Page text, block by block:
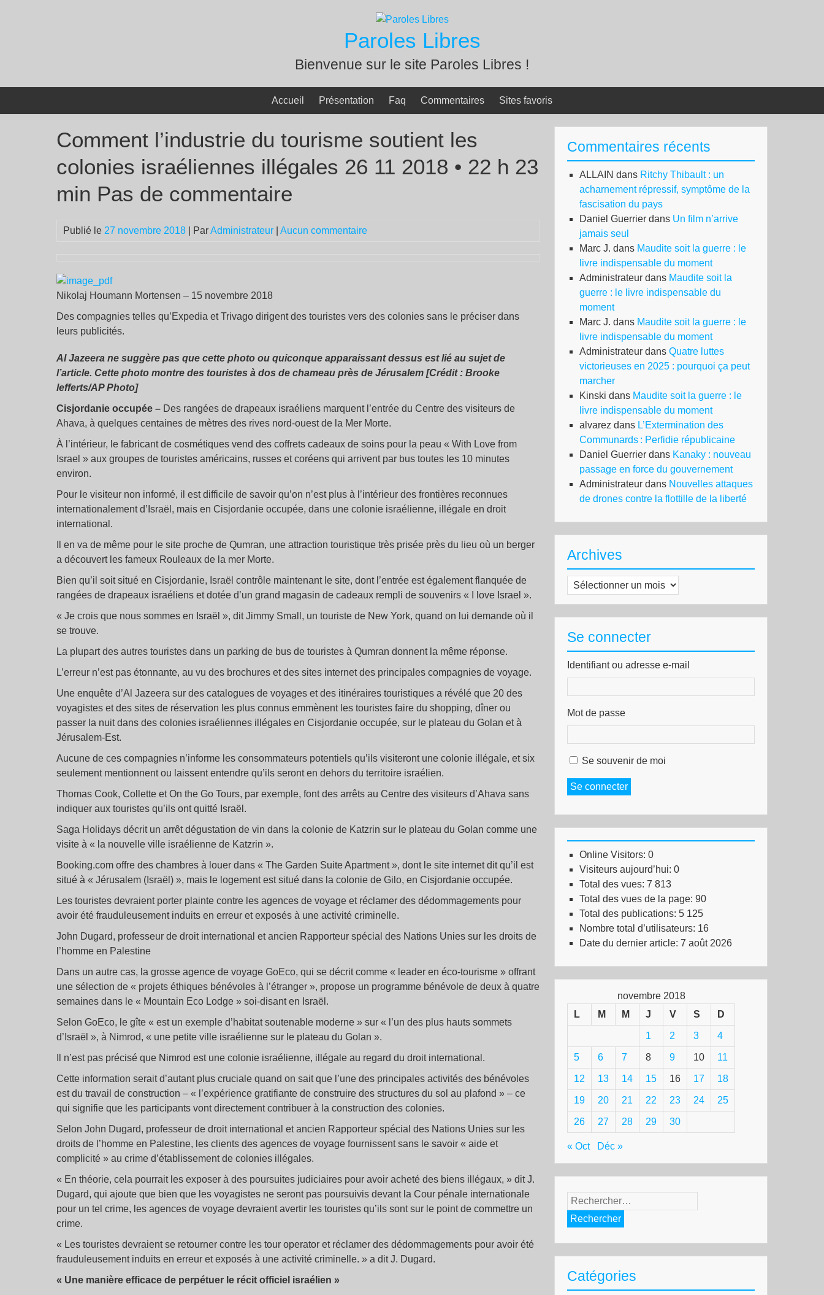
Paroles Libres
Bienvenue sur le site Paroles Libres !
Accueil Présentation Faq Commentaires Sites favoris
Comment l’industrie du tourisme soutient les
colonies israéliennes illégales 26 11 2018 • 22 h 23
min Pas de commentaire
Publié le 27 novembre 2018 | ParAdministrateur Aucun commentaire
Nikolaj Houmann Mortensen – 15 novembre 2018
Des compagnies telles qu’Expedia et Trivago dirigent des touristes vers des colonies sans le préciser dans
leurs publicités.
Al Jazeera ne suggère pas que cette photo ou quiconque apparaissant dessus est lié au sujet de
l’article. Cette photo montre des touristes à dos de chameau près de Jérusalem [Crédit : Brooke
lefferts/AP Photo]
Cisjordanie occupée – Des rangées de drapeaux israéliens marquent l’entrée du Centre des visiteurs de
Ahava, à quelques centaines de mètres des rives nord-ouest de la Mer Morte.
À l’intérieur, le fabricant de cosmétiques vend des coffrets cadeaux de soins pour la peau « With Love from
Israel » aux groupes de touristes américains, russes et coréens qui arrivent par bus toutes les 10 minutes
environ.
Pour le visiteur non informé, il est difficile de savoir qu’on n’est plus à l’intérieur des frontières reconnues
internationalement d’Israël, mais en Cisjordanie occupée, dans une colonie israélienne, illégale en droit
international.
Il en va de même pour le site proche de Qumran, une attraction touristique très prisée près du lieu où un berger
a découvert les fameux Rouleaux de la mer Morte.
Bien qu’il soit situé en Cisjordanie, Israël contrôle maintenant le site, dont l’entrée est également flanquée de
rangées de drapeaux israéliens et dotée d’un grand magasin de cadeaux rempli de souvenirs « I love Israel ».
« Je crois que nous sommes en Israël », dit Jimmy Small, un touriste de New York, quand on lui demande où il
se trouve.
La plupart des autres touristes dans un parking de bus de touristes à Qumran donnent la même réponse.
L’erreur n’est pas étonnante, au vu des brochures et des sites internet des principales compagnies de voyage.
Une enquête d’Al Jazeera sur des catalogues de voyages et des itinéraires touristiques a révélé que 20 des
voyagistes et des sites de réservation les plus connus emmènent les touristes faire du shopping, dîner ou
passer la nuit dans des colonies israéliennes illégales en Cisjordanie occupée, sur le plateau du Golan et à
Jérusalem-Est.
Aucune de ces compagnies n’informe les consommateurs potentiels qu’ils visiteront une colonie illégale, et six
seulement mentionnent ou laissent entendre qu’ils seront en dehors du territoire israélien.
Thomas Cook, Collette et On the Go Tours, par exemple, font des arrêts au Centre des visiteurs d’Ahava sans
indiquer aux touristes qu’ils ont quitté Israël.
Saga Holidays décrit un arrêt dégustation de vin dans la colonie de Katzrin sur le plateau du Golan comme une
visite à « la nouvelle ville israélienne de Katzrin ».
Booking.com offre des chambres à louer dans « The Garden Suite Apartment », dont le site internet dit qu’il est
situé à « Jérusalem (Israël) », mais le logement est situé dans la colonie de Gilo, en Cisjordanie occupée.
Les touristes devraient porter plainte contre les agences de voyage et réclamer des dédommagements pour
avoir été frauduleusement induits en erreur et exposés à une activité criminelle.
John Dugard, professeur de droit international et ancien Rapporteur spécial des Nations Unies sur les droits de
l’homme en Palestine
Dans un autre cas, la grosse agence de voyage GoEco, qui se décrit comme « leader en éco-tourisme » offrant
une sélection de « projets éthiques bénévoles à l’étranger », propose un programme bénévole de deux à quatre
semaines dans le « Mountain Eco Lodge » soi-disant en Israël.
Selon GoEco, le gîte « est un exemple d’habitat soutenable moderne » sur « l’un des plus hauts sommets
d’Israël », à Nimrod, « une petite ville israélienne sur le plateau du Golan ».
Il n’est pas précisé que Nimrod est une colonie israélienne, illégale au regard du droit international.
Cette information serait d’autant plus cruciale quand on sait que l’une des principales activités des bénévoles
est du travail de construction – « l’expérience gratifiante de construire des structures du sol au plafond » – ce
qui signifie que les participants vont directement contribuer à la construction des colonies.
Selon John Dugard, professeur de droit international et ancien Rapporteur spécial des Nations Unies sur les
droits de l’homme en Palestine, les clients des agences de voyage fournissent sans le savoir « aide et
complicité » au crime d’établissement de colonies illégales.
« En théorie, cela pourrait les exposer à des poursuites judiciaires pour avoir acheté des biens illégaux, » dit J.
Dugard, qui ajoute que bien que les voyagistes ne seront pas poursuivis devant la Cour pénale internationale
pour un tel crime, les agences de voyage devraient avertir les touristes qu’ils sont sur le point de commettre un
crime.
« Les touristes devraient se retourner contre les tour operator et réclamer des dédommagements pour avoir été
frauduleusement induits en erreur et exposés à une activité criminelle. » a dit J. Dugard.
« Une manière efficace de perpétuer le récit officiel israélien »
Commentaires récents
ALLAIN dans Ritchy Thibault : un
acharnement répressif, symptôme de la
fascisation du pays
Daniel Guerrier dans Un film n’arrive
jamais seul
Marc J. dans Maudite soit la guerre : le
livre indispensable du moment
Administrateur dans Maudite soit la
guerre : le livre indispensable du
moment
Marc J. dans Maudite soit la guerre : le
livre indispensable du moment
Administrateur dans Quatre luttes
victorieuses en 2025 : pourquoi ça peut
marcher
Kinski dans Maudite soit la guerre : le
livre indispensable du moment
alvarez dans L’Extermination des
Communards : Perfidie républicaine
Daniel Guerrier dans Kanaky : nouveau
passage en force du gouvernement
Administrateur dans Nouvelles attaques
de drones contre la flottille de la liberté
Archives
Archives
Se connecter
Identifiant ou adresse e-mail
Mot de passe
Se souvenir de moi
Se connecter
Online Visitors: 0
Visiteurs aujourd’hui: 0
Total des vues: 7 813
Total des vues de la page: 90
Total des publications: 5 125
Nombre total d’utilisateurs: 16
Date du dernier article: 7 août 2026
novembre 2018
L
M M J V S D
1 2 3 4
5 6 7 8 9 10 11
12 13 14 15 16 17 18
19 20 21 22 23 24 25
26 27 28 29 30
« Oct Déc »
Rechercher :
Catégories